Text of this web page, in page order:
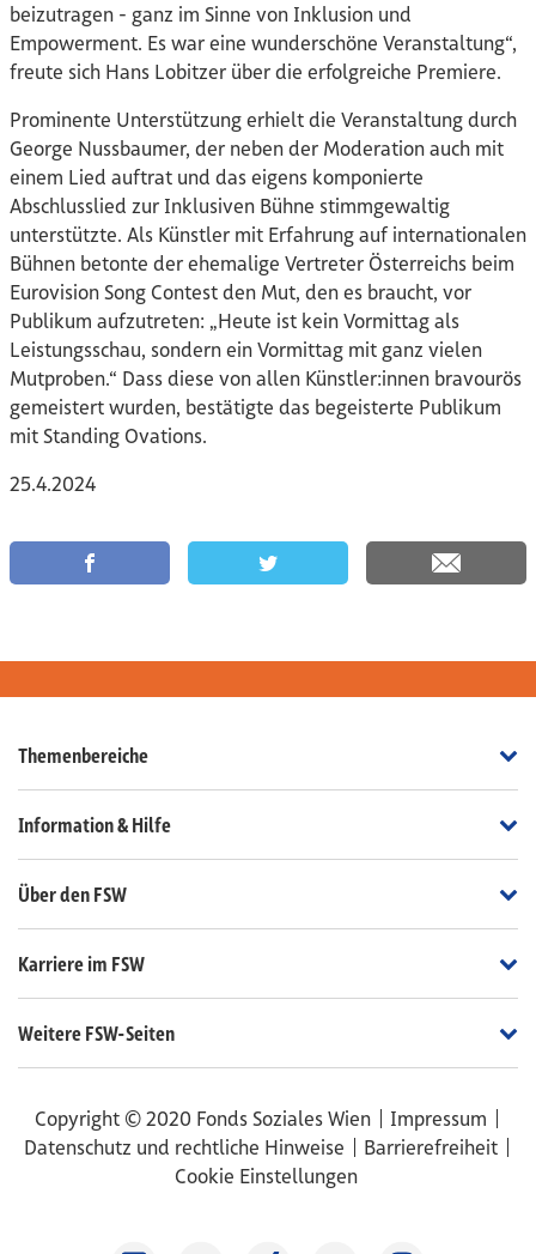
beizutragen - ganz im Sinne von Inklusion und
Empowerment. Es war eine wunderschöne Veranstaltung“,
freute sich Hans Lobitzer über die erfolgreiche Premiere.
Prominente Unterstützung erhielt die Veranstaltung durch
George Nussbaumer, der neben der Moderation auch mit
einem Lied auftrat und das eigens komponierte
Abschlusslied zur Inklusiven Bühne stimmgewaltig
unterstützte. Als Künstler mit Erfahrung auf internationalen
Bühnen betonte der ehemalige Vertreter Österreichs beim
Eurovision Song Contest den Mut, den es braucht, vor
Publikum aufzutreten: „Heute ist kein Vormittag als
Leistungsschau, sondern ein Vormittag mit ganz vielen
Mutproben.“ Dass diese von allen Künstler:innen bravourös
gemeistert wurden, bestätigte das begeisterte Publikum
mit Standing Ovations.
25.4.2024
auf Facebook teilen auf Twitter teilen per Email
Themenbereiche
Information & Hilfe
Über den FSW
Karriere im FSW
Weitere FSW-Seiten
Copyright © 2020 Fonds Soziales Wien
Impressum
Datenschutz und rechtliche Hinweise
Barrierefreiheit
Cookie Einstellungen